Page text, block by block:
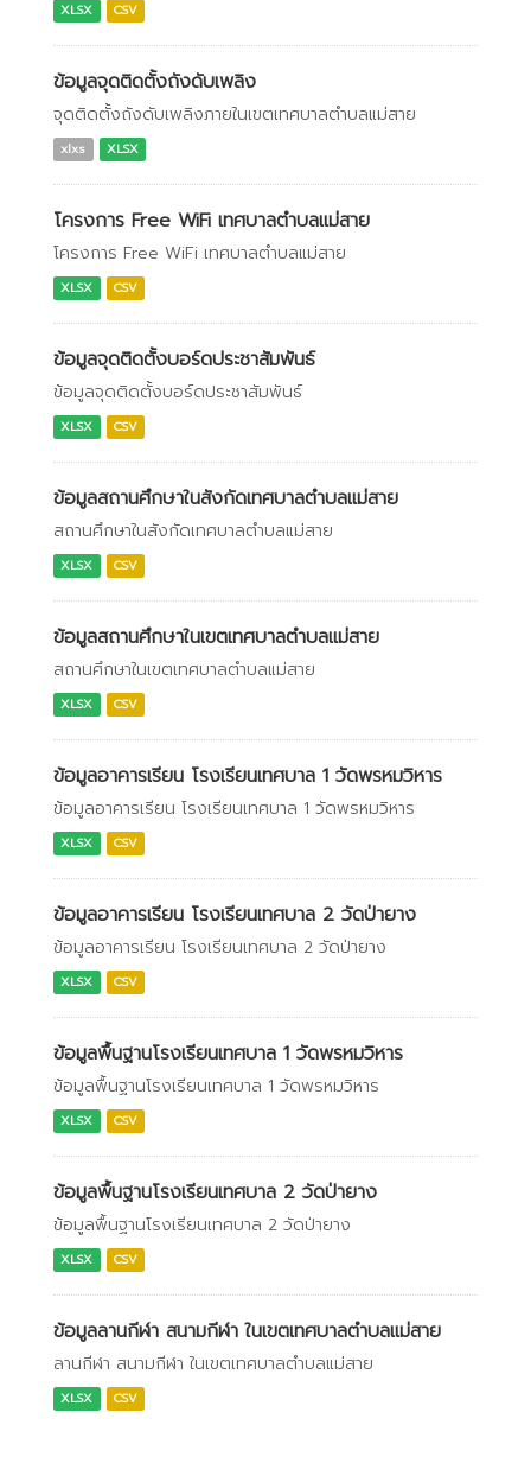
XLSX CSV
ข้อมูลจุดติดตั้งถังดับเพลิง
จุดติดตั้งถังดับเพลิงภายในเขตเทศบาลตำบลแม่สาย
xlxs XLSX
โครงการ Free WiFi เทศบาลตำบลแม่สาย
โครงการ Free WiFi เทศบาลตำบลแม่สาย
XLSX CSV
ข้อมูลจุดติดตั้งบอร์ดประชาสัมพันธ์
ข้อมูลจุดติดตั้งบอร์ดประชาสัมพันธ์
XLSX CSV
ข้อมูลสถานศึกษาในสังกัดเทศบาลตำบลแม่สาย
สถานศึกษาในสังกัดเทศบาลตำบลแม่สาย
XLSX CSV
ข้อมูลสถานศึกษาในเขตเทศบาลตำบลแม่สาย
สถานศึกษาในเขตเทศบาลตำบลแม่สาย
XLSX CSV
ข้อมูลอาคารเรียน โรงเรียนเทศบาล 1 วัดพรหมวิหาร
ข้อมูลอาคารเรียน โรงเรียนเทศบาล 1 วัดพรหมวิหาร
XLSX CSV
ข้อมูลอาคารเรียน โรงเรียนเทศบาล 2 วัดป่ายาง
ข้อมูลอาคารเรียน โรงเรียนเทศบาล 2 วัดป่ายาง
XLSX CSV
ข้อมูลพื้นฐานโรงเรียนเทศบาล 1 วัดพรหมวิหาร
ข้อมูลพื้นฐานโรงเรียนเทศบาล 1 วัดพรหมวิหาร
XLSX CSV
ข้อมูลพื้นฐานโรงเรียนเทศบาล 2 วัดป่ายาง
ข้อมูลพื้นฐานโรงเรียนเทศบาล 2 วัดป่ายาง
XLSX CSV
ข้อมูลลานกีฬา สนามกีฬา ในเขตเทศบาลตำบลแม่สาย
ลานกีฬา สนามกีฬา ในเขตเทศบาลตำบลแม่สาย
XLSX CSV